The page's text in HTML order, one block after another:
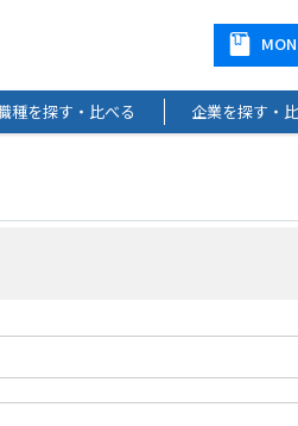
種を探す・比べる 企業を探す・